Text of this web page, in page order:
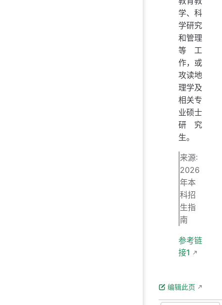
学、科
学研究
和管理
等工
作，或
攻读地
理学及
相关专
业硕士
研究
生。
来源:
2026
年本
科招
生指
南
参考链
接1
编辑此页